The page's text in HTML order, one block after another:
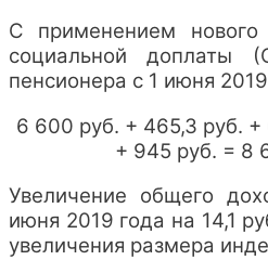
С применением нового
социальной доплаты
пенсионера с 1 июня
6 600 руб. + 465,3 руб. +
+ 945 руб. = 8
Увеличение общего
июня 2019 года на 14,1
увеличения размера